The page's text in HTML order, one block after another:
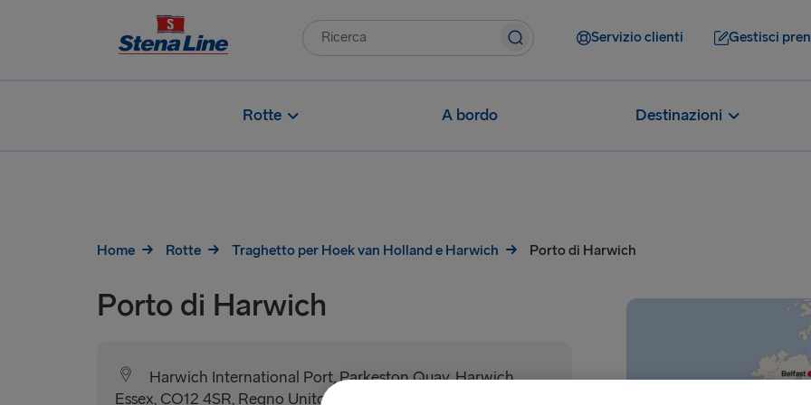
Servizio clienti Gestisci
Rotte A bordo Destinazioni
Home Rotte Traghetto per Hoek van Holland e Harwich Porto di Harwich
Porto di Harwich
Harwich International Port, Parkeston Quay, Harwich,
Essex, CO12 4SR, Regno Unito